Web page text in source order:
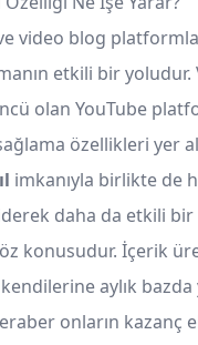
video blog
etkili bir
olan YouTube
özellikleri yer
imkanıyla birlikte de
daha da etkili bir
konusudur. İçerik
aylık bazda
onların kazanç